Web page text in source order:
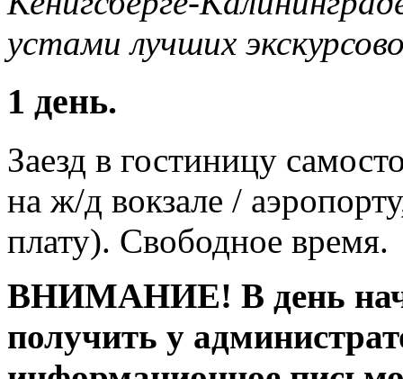
устами лучших
1 день.
Заезд в гостиницу
на ж/д вокзале /
плату). Свободное время.
ВНИМАНИЕ! В день
получить у